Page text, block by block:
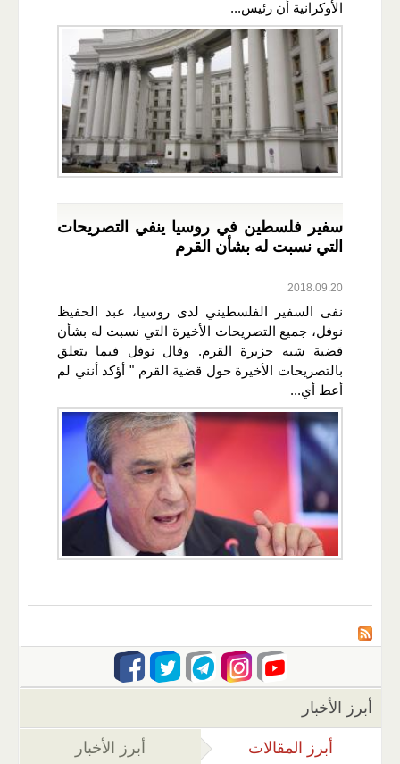
الأوكرانية أن رئيس...
سفير فلسطين في روسيا ينفي التصريحات
التي نسبت له بشأن القرم
2018.09.20
نفى السفير الفلسطيني لدى روسيا، عبد الحفيظ
نوفل، جميع التصريحات الأخيرة التي نسبت له بشأن
قضية شبه جزيرة القرم. وقال نوفل فيما يتعلق
بالتصريحات الأخيرة حول قضية القرم " أؤكد أنني لم
أعط أي...
أبرز الأخبار
أبرز المقالات (علامة التبويب النشطة)
أبرز الأخبار